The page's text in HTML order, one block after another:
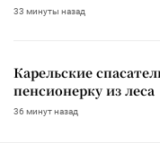
33 минуты назад
Карельские
пенсионерку из леса
36 минут назад